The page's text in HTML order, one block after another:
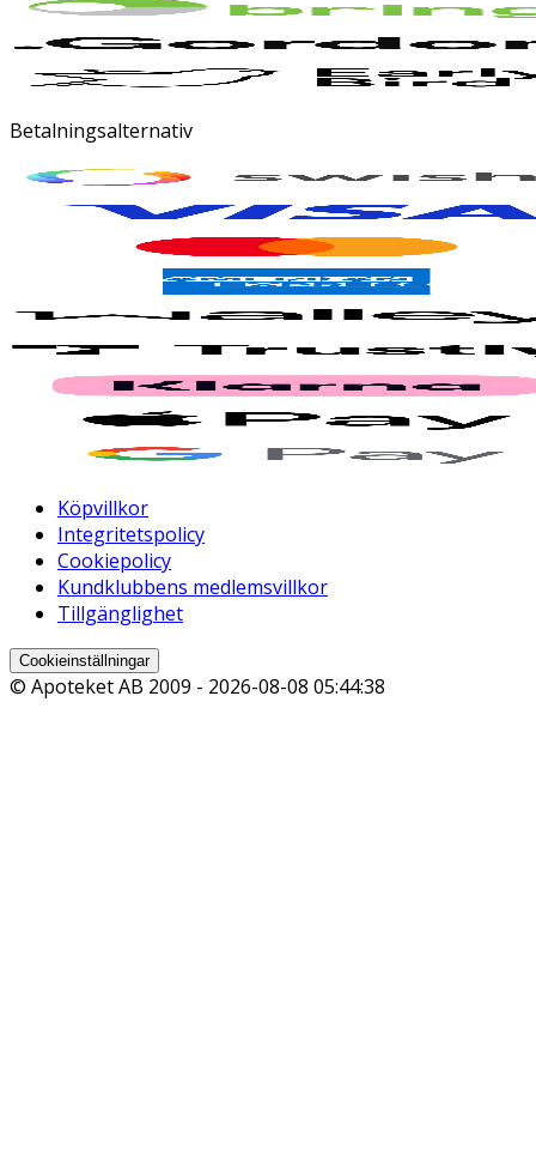
Betalningsalternativ
Köpvillkor
Integritetspolicy
Cookiepolicy
Kundklubbens medlemsvillkor
Tillgänglighet
Cookieinställningar
© Apoteket AB 2009 - 2026-08-08 05:44:38